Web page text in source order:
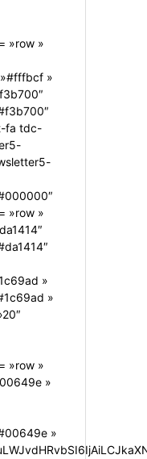
»row »
»
fa tdc-
»row »
»
»
»row »
»
»